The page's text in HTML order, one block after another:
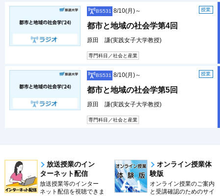
BS531 授業
8/10(月)～
都市と地域の社会学第4回
原田 謙(実践女子大学教授)
専門科目／社会と産業
BS531 授業
8/10(月)～
都市と地域の社会学第5回
原田 謙(実践女子大学教授)
専門科目／社会と産業
放送授業のイン
ターネット配信
放送授業等のインター
ネット配信を視聴できま
オンライン授業体
験版
オンライン授業のご案内
と受講確認のためのサイ